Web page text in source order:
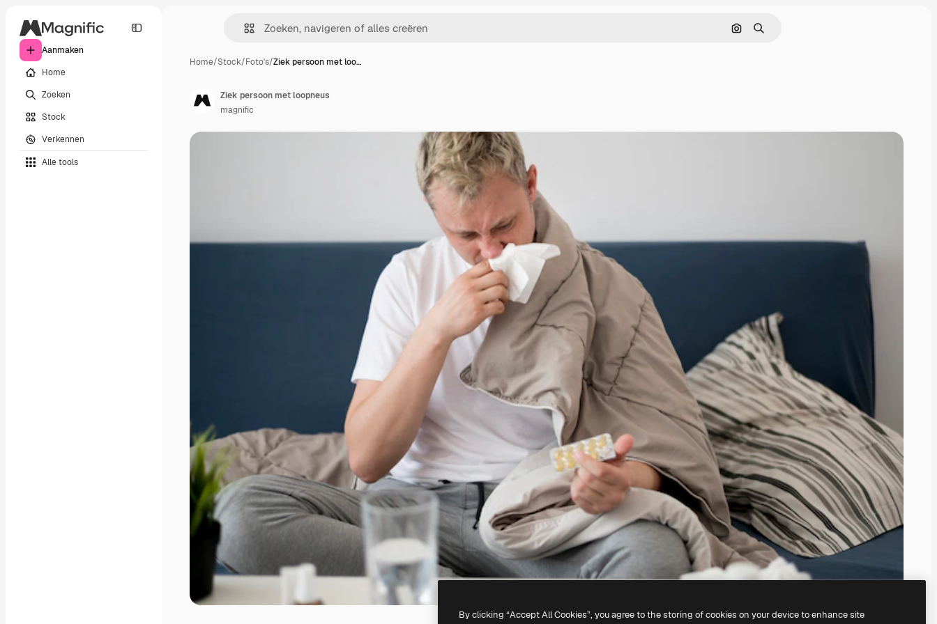
Aanmaken
Home
Zoeken
Stock
Verkennen
Alle tools
Zoeken op afbeelding
Zoeken
Home/Stock/Foto's/Ziek persoon met loo…
Ziek persoon met loopneus
magnific
By clicking “Accept All Cookies”, you agree to the storing of cookies on your device to enhance site